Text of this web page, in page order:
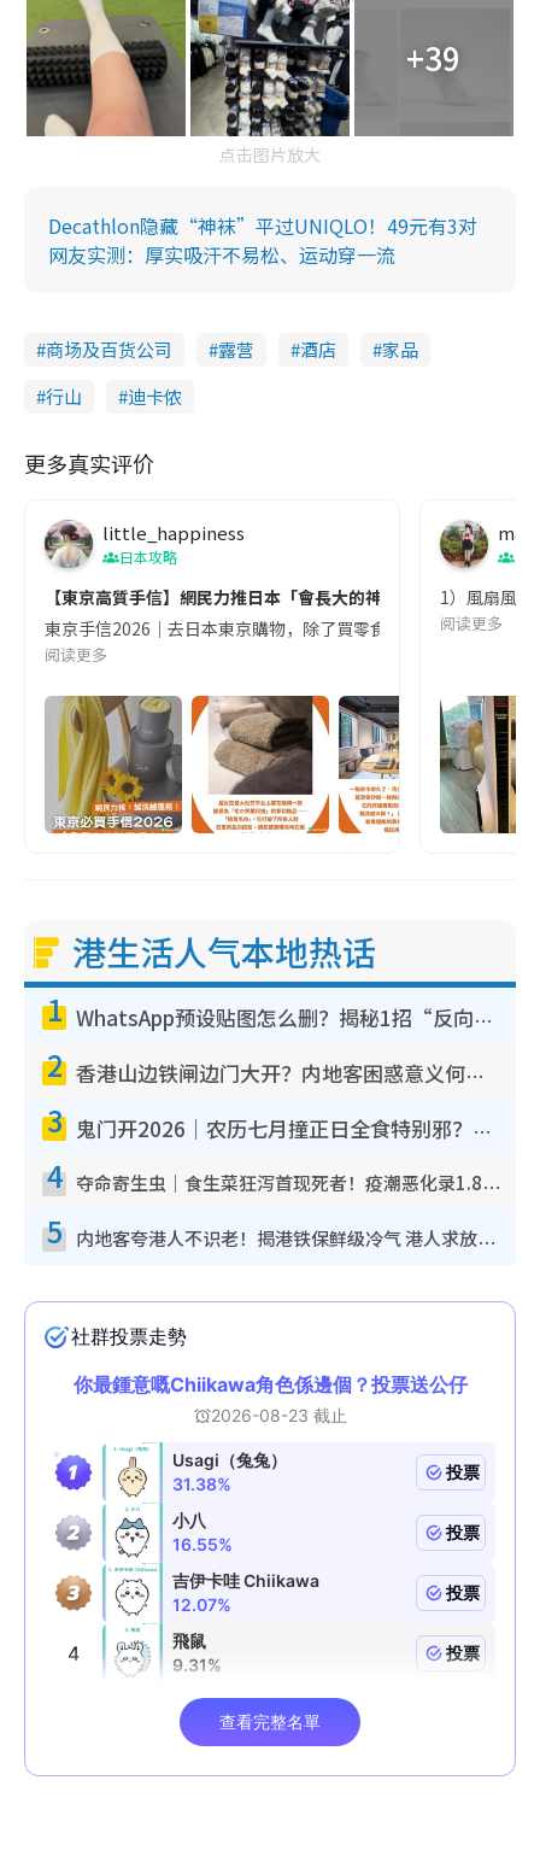
+39
点击图片放大
Decathlon隐藏“神袜”平过UNIQLO！49元有3对
网友实测：厚实吸汗不易松、运动穿一流
商场及百货公司 露营 酒店
家品
行山
迪卡侬
更多真实评价
little_happiness
日本攻略
【東京高質手信】網民力推日本「會長大的神奇毛巾」：顛覆傳
東京手信2026｜去日本東京購物，除了買零食和藥妝，還有什麼
阅读更多
1）風扇風
阅读更多
港生活人气本地热话
1 WhatsApp预设贴图怎么删？揭秘1招“反向操作”还原简洁界面 附3步实测教程
2 香港山边铁闸边门大开？内地客困惑意义何在！网友神回复：这种叫法理性防御
3 鬼门开2026｜农历七月撞正日全食特别邪？专家警告切忌做一事！揭4大禁忌+2招保平安
4 夺命寄生虫｜食生菜狂泻首现死者！疫潮恶化录1.8万宗病例 揭洗菜3大谬误
5 内地客夸港人不识老！揭港铁保鲜级冷气 港人求放过：别投诉